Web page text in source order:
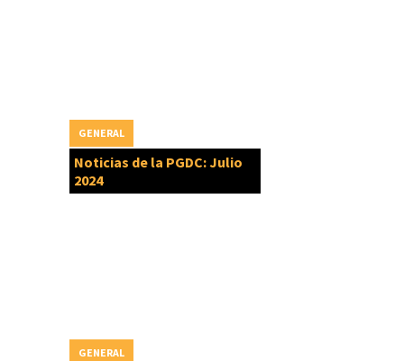
Noticias de la PGDC: Julio
2024
GENERAL
GENERAL